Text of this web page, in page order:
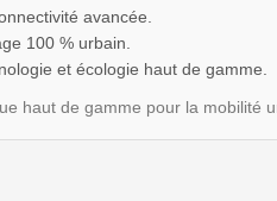
avancée.
100 % urbain.
et écologie haut de gamme.
haut de gamme pour la mobilité